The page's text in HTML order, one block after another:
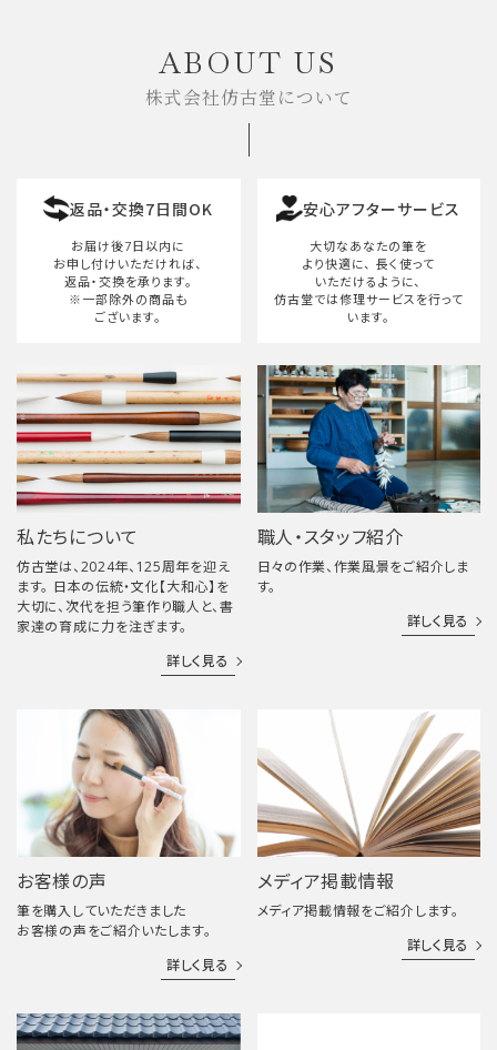
ABOUT US
株式会社仿古堂について
返品・交換7日間OK
お届け後7日以内に
お申し付けいただければ、
返品・交換を承ります。
※一部除外の商品も
ございます。
安心アフターサービス
大切なあなたの筆を
より快適に、 長く使って
いただけるように、
仿古堂では修理サービスを行って
います。
私たちについて
仿古堂は、2024年、125周年を迎え
ます。 日本の伝統・文化【大和心】を
大切に、次代を担う筆作り職人と、書
家達の育成に力を注ぎます。
詳しく見る
職人・スタッフ紹介
日々の作業、作業風景をご紹介しま
す。
詳しく見る
お客様の声
筆を購入していただきました
お客様の声をご紹介いたします。
詳しく見る
メディア掲載情報
メディア掲載情報をご紹介します。
詳しく見る